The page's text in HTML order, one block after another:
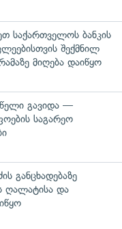
საქართველოს ბანკის
შექმნილ
მიღება დაიწყო
გავიდა —
საგარეო
განცხადებაზე
ღალატისა და